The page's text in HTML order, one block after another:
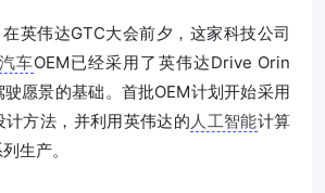
英伟达GTC大会前夕，这家科技公司
汽车OEM已经采用了英伟达Drive Orin
愿景的基础。首批OEM计划开始采用
计方法，并利用英伟达的 人工智能计算
生产。